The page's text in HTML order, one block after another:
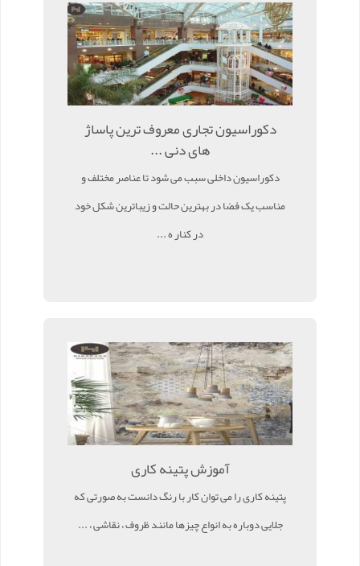
دکوراسیون تجاری معروف ترین پاساژ
های دنی ...
دکوراسیون داخلی سبب می شود تا عناصر مختلف و
مناسب یک فضا در بهترین حالت و زیباترین شکل خود
در کنار ه ...
آموزش پتینه کاری
پتینه کاری را می توان کار با رنگ دانست به صورتی که
جلایی دوباره به انواع چیزها مانند ظروف ، نقاشی ، ...